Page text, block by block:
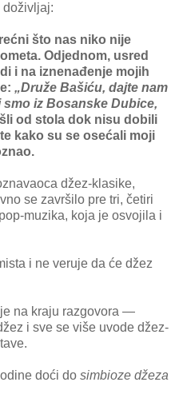
doživljaj:
što nas niko nije
Odjednom, usred
i na iznenađenje mojih
„Druže Bašiću, dajte nam
iz Bosanske Dubice,
od stola dok nisu dobili
kako su se osećali moji
džez-klasike,
se završilo pre tri, četiri
muzika, koja je osvojila i
i ne veruje da će džez
na kraju razgovora —
i sve se više uvode džez-
doći do simbioze džeza